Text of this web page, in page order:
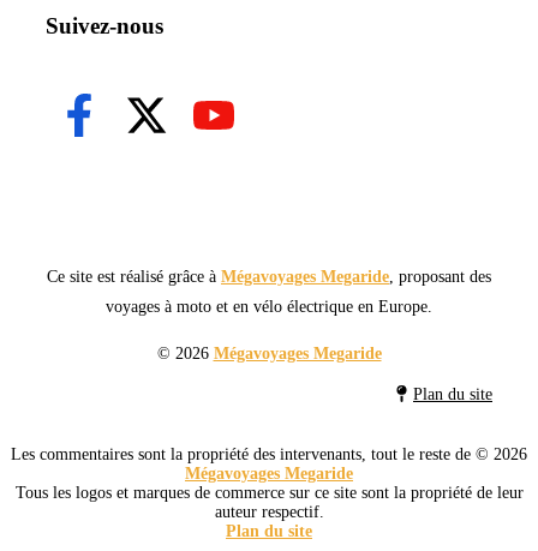
Suivez-nous
Ce site est réalisé grâce à Mégavoyages Megaride , proposant des
voyages à moto et en vélo électrique en Europe.
© 2026 Mégavoyages Megaride
Plan du site
Les commentaires sont la propriété des intervenants, tout le reste de © 2026
Mégavoyages Megaride
Tous les logos et marques de commerce sur ce site sont la propriété de leur
auteur respectif.
Plan du site